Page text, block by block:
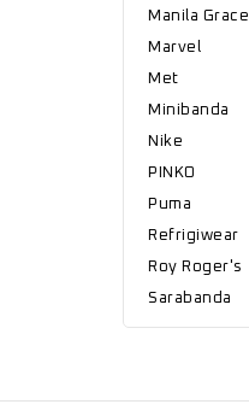
Manila Grace
Marvel
Met
Minibanda
Nike
PINKO
Puma
Refrigiwear
Roy Roger's
Sarabanda